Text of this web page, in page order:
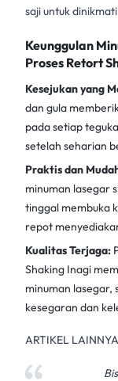
saji untuk
Keunggulan
Proses Retort
Kesejukan yang
dan gula
pada setiap
setelah seharian
Praktis dan
minuman lasegar
tinggal membuka
repot
Kualitas Terjaga:
Shaking Inagi
minuman lasegar,
kesegaran dan
ARTIKEL